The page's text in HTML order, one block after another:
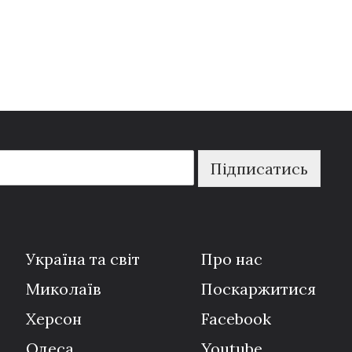
Підписатись
Україна та світ
Миколаїв
Херсон
Про нас
Поскаржитися
Facebook